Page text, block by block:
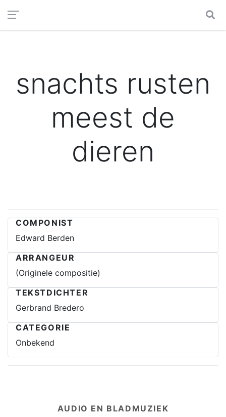
snachts rusten
meest de
dieren
COMPONIST
Edward Berden
ARRANGEUR
(Originele compositie)
TEKSTDICHTER
Gerbrand Bredero
CATEGORIE
Onbekend
AUDIO EN BLADMUZIEK